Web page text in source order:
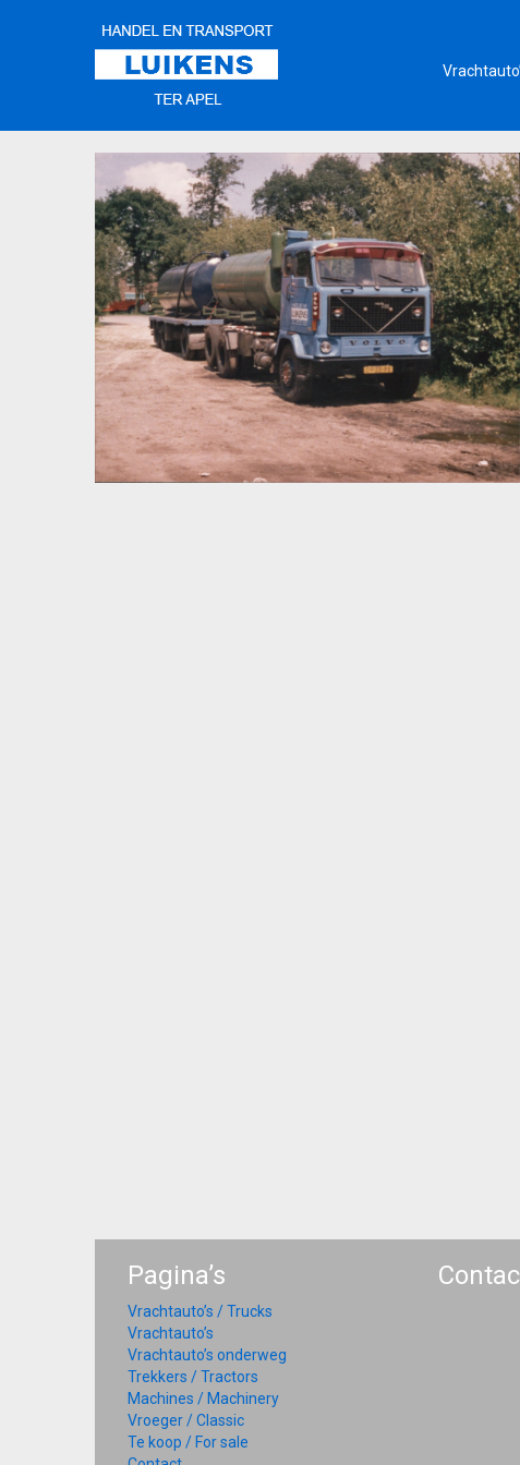
Pagina’s
Vrachtauto’s / Trucks
Vrachtauto’s
Vrachtauto’s onderweg
Trekkers / Tractors
Machines / Machinery
Vroeger / Classic
Te koop / For sale